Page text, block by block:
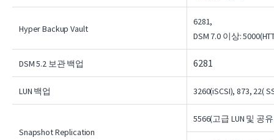
Hyper Backup Vault
6281,
DSM 7.0 이상:
DSM 5.2 보관 백업 6281
LUN 백업 3260(iSCSI), 873, 22(
Snapshot Replication
5566(고급 LUN 및 공